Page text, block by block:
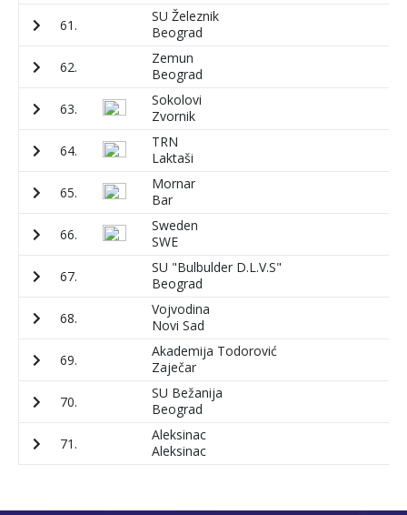
61.
SU Železnik
Beograd
62.
Zemun
Beograd
63.
Sokolovi
Zvornik
64.
TRN
Laktaši
65.
Mornar
Bar
66.
Sweden
SWE
67.
SU "Bulbulder D.L.V.S"
Beograd
68.
Vojvodina
Novi Sad
69.
Akademija Todorović
Zaječar
70.
SU Bežanija
Beograd
71.
Aleksinac
Aleksinac